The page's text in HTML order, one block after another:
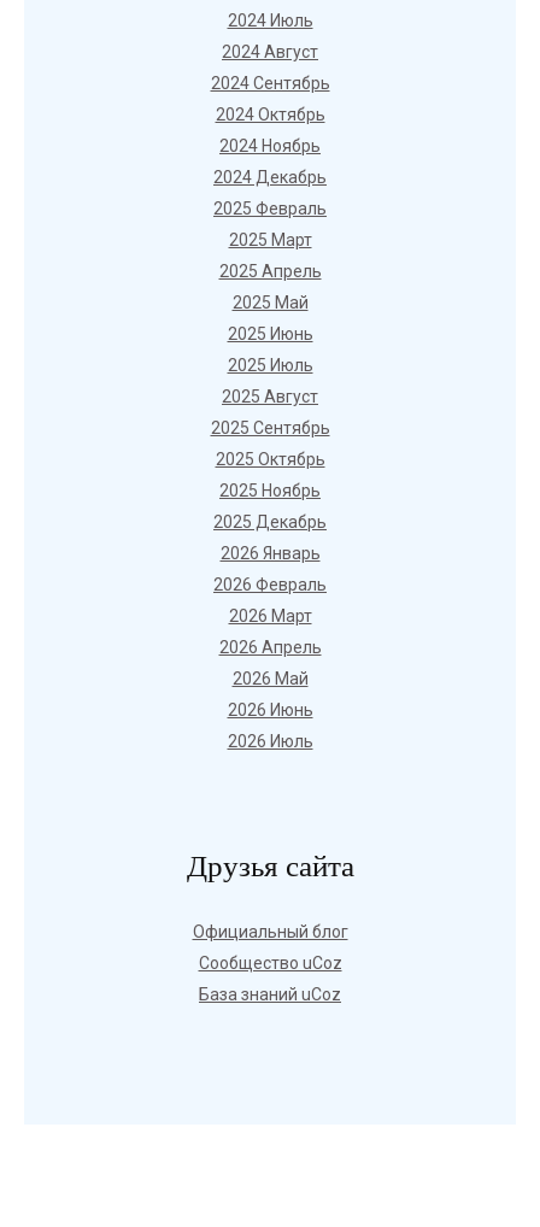
2024 Июль
2024 Август
2024 Сентябрь
2024 Октябрь
2024 Ноябрь
2024 Декабрь
2025 Февраль
2025 Март
2025 Апрель
2025 Май
2025 Июнь
2025 Июль
2025 Август
2025 Сентябрь
2025 Октябрь
2025 Ноябрь
2025 Декабрь
2026 Январь
2026 Февраль
2026 Март
2026 Апрель
2026 Май
2026 Июнь
2026 Июль
Друзья сайта
Официальный блог
Сообщество uCoz
База знаний uCoz